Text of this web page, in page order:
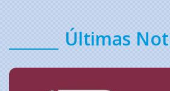
Últimas